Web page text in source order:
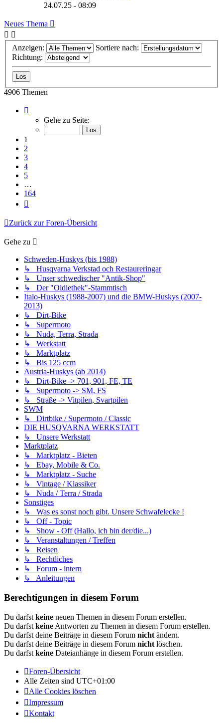
24.07.25 - 08:09
Neues Thema
Anzeigen:
Sortiere nach:
Richtung:
4906 Themen
von
Gehe zu Seite:
1
2
3
4
5
…
164
Zurück zur Foren-Übersicht
Gehe zu
Schweden-Huskys (bis 1988)
↳ Husqvarna Verkstad och Restaureringar
↳ Unser schwedischer "Antik-Shop"
↳ Der "Oldiethek"-Stammtisch
Italo-Huskys (1988-2007) und die BMW-Huskys (2007-
2013)
↳ Dirt-Bike
↳ Supermoto
↳ Nuda, Terra, Strada
↳ Werkstatt
↳ Marktplatz
↳ Bis 125 ccm
Austria-Huskys (ab 2014)
↳ Dirt-Bike -> 701, 901, FE, TE
↳ Supermoto -> SM, FS
↳ Straße -> Vitpilen, Svartpilen
SWM
↳ Dirtbike / Supermoto / Classic
DIE HUSQVARNA WERKSTATT
↳ Unsere Werkstatt
Marktplatz
↳ Marktplatz - Bieten
↳ Ebay, Mobile & Co.
↳ Marktplatz - Suche
↳ Vintage / Klassiker
↳ Nuda / Terra / Strada
Sonstiges
↳ Was es sonst noch gibt. Unsere Schwafelecke !
↳ Off - Topic
↳ Show - Off (Hallo, ich bin der/die...)
↳ Veranstaltungen / Treffen
↳ Reisen
↳ Rechtliches
↳ Forum - intern
↳ Anleitungen
Berechtigungen in diesem Forum
Du darfst keine neuen Themen in diesem Forum erstellen.
Du darfst keine Antworten zu Themen in diesem Forum erstellen.
Du darfst deine Beiträge in diesem Forum nicht ändern.
Du darfst deine Beiträge in diesem Forum nicht löschen.
Du darfst keine Dateianhänge in diesem Forum erstellen.
Foren-Übersicht
Alle Zeiten sind UTC+01:00
Alle Cookies löschen
Impressum
Kontakt